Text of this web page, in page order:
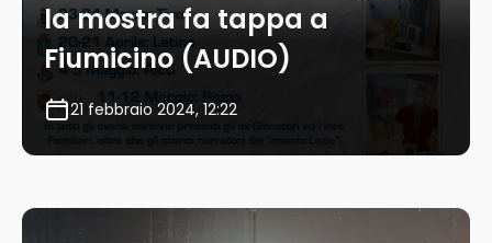
la mostra fa tappa a
Fiumicino (AUDIO)
21 febbraio 2024, 12:22